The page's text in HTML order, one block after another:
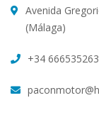
Avenida
(Málaga)
+34 666535263